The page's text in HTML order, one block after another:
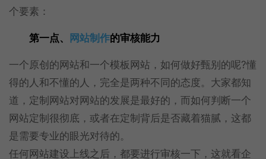
个要素：
第一点、 网站制作的审核能力
一个原创的网站和一个模板网站，如何做好甄别的呢?懂
得的人和不懂的人，完全是两种不同的态度。大家都知
道，定制网站对网站的发展是最好的，而如何判断一个
网站定制很彻底，或者在定制背后是否藏着猫腻，这都
是需要专业的眼光对待的。
任何网站建设上线之后，都要进行审核一下，这就看企